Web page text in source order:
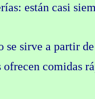
están casi
se sirve a partir
comidas